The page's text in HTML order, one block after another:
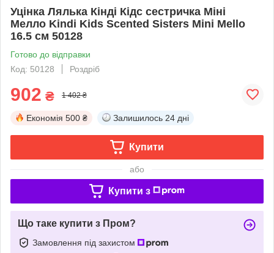
Уцінка Лялька Кінді Кідс сестричка Міні
Мелло Kindi Kids Scented Sisters Mini Mello
16.5 см 50128
Готово до відправки
Код: 50128
Роздріб
902 ₴ 1 402 ₴
Економія 500 ₴ Залишилось 24 дні
Купити
або
Купити з
Що таке купити з Пром?
Замовлення під захистом